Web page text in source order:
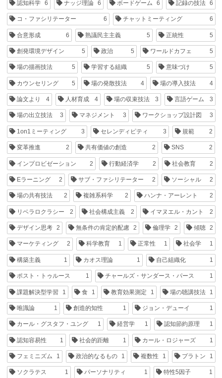
認知科学 6 ナッジ理論 6 ボードゲーム 6 記録の技法 6
コ・ファシリテーター 6 チャットミーティング 6
合意形成 6 熟議民主主義 5 正統性 5
創発環境デザイン 5 政治 5 ワールドカフェ 5
場の描画技法 5 学習する組織 5 意味づけ 5
カウンセリング 5 場の発散技法 4 場の導入技法 4
論文より 4 人材育成 4 場の収束技法 3 言語ゲーム 3
場の出立技法 3 マネジメント 3 ワークショップ設計図 3
1on1ミーティング 3 セレンディピティ 3 規範 2
変革推進 2 共有価値の創造 2 SNS 2
インプロビゼーション 2 行動経済学 2 社会教育 2
Eラーニング 2 サブ・ファシリテーター 2 ソーシャル 2
場の共有技法 2 複雑系科学 2 ハンナ・アーレント 2
リベラロクラシー 2 社会構成主義 2 イマヌエル・カント 2
デザイン思考 2 無条件の肯定的配慮 2 倫理学 2 傾聴 2
マーケティング 2 科学教育 1 正常性 1 社会学 1
構築主義 1 カオス理論 1 自己組織化 1
ポスト・トゥルース 1 チャールズ・サンダース・パース 1
課題解決型学習 1 食 1 教育効果測定 1 場の聴講技法 1
唯識論 1 創造的知性 1 ジョン・デューイ 1
カール・グスタフ・ユング 1 経営学 1 認知節約原理 1
認知容易性 1 社会的距離 1 カール・ロジャーズ 1
フェミニズム 1 政治的なるもの 1 複数性 1 プラトン 1
ソクラテス 1 パーソナリティ 1 特性5因子 1